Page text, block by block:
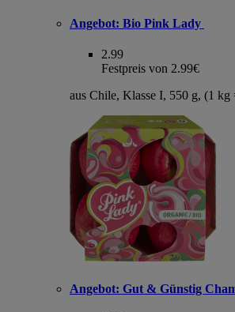
Angebot: Bio Pink Lady
2.99
Festpreis von 2.99€
aus Chile, Klasse I, 550 g, (1 kg
Angebot: Gut & Günstig